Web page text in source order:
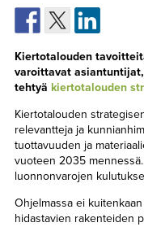
Kiertotalouden
varoittavat
tehtyä kiertotalouden
Kiertotalouden
relevantteja ja
tuottavuuden ja
vuoteen 2035
luonnonvarojen
Ohjelmassa ei
hidastavien rakenteiden